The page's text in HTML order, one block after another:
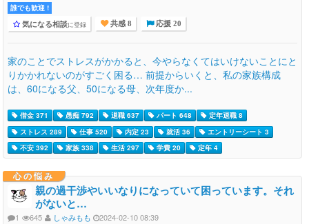
誰でも歓迎 !
気になる相談に登録 共感 8 応援 20
家のことでストレスがかかると、今やらなくてはいけないことにと
りかかれないのがすごく困る… 前提からいくと、私の家族構成
は、60になる父、50になる母、次年度か...
借金 371 愚痴 792 退職 637 パート 648
定年退職 8
ストレス 289
仕事 520 内定 23 就活 36
エントリーシート 3
不安 392
家族 338 生活 297 学費 20 定年 4
心の悩み
親の過干渉やいいなりになっていて困っています。それ
がないと…
1 645 しゃみもも 2024-02-10 08:39